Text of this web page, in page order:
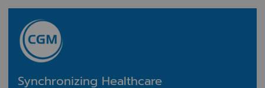
Synchronizing Healthcare